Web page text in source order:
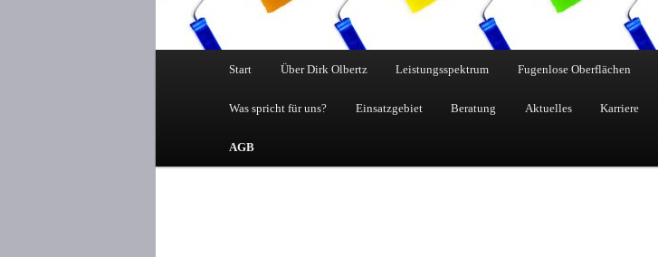
Start Über Dirk Olbertz Leistungsspektrum Fugenlose Oberflächen
Was spricht für uns? Einsatzgebiet Beratung Aktuelles Karriere
AGB